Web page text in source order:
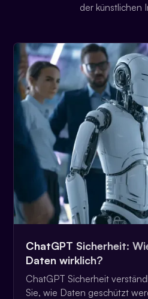
der künstlichen
ChatGPT Sicherheit:
Daten wirklich?
ChatGPT Sicherheit
Sie, wie Daten geschützt